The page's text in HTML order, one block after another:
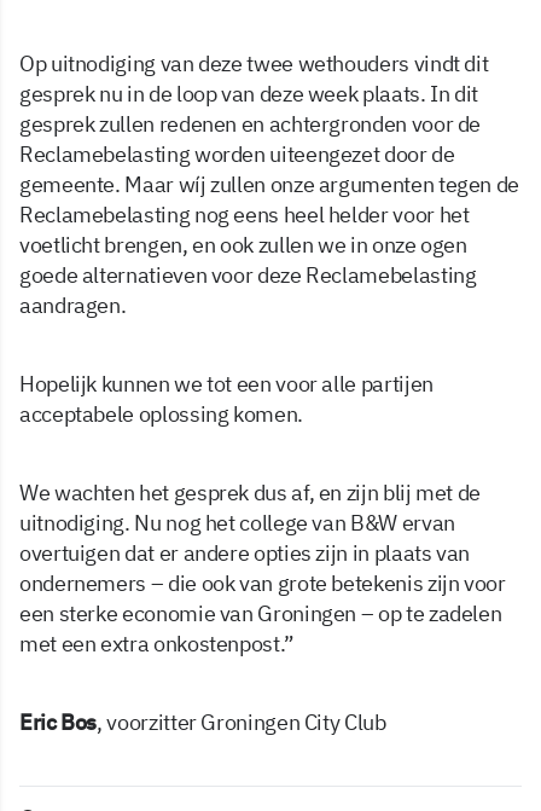
Op uitnodiging van deze twee wethouders vindt dit
gesprek nu in de loop van deze week plaats. In dit
gesprek zullen redenen en achtergronden voor de
Reclamebelasting worden uiteengezet door de
gemeente. Maar wíj zullen onze argumenten tegen de
Reclamebelasting nog eens heel helder voor het
voetlicht brengen, en ook zullen we in onze ogen
goede alternatieven voor deze Reclamebelasting
aandragen.
Hopelijk kunnen we tot een voor alle partijen
acceptabele oplossing komen.
We wachten het gesprek dus af, en zijn blij met de
uitnodiging. Nu nog het college van B&W ervan
overtuigen dat er andere opties zijn in plaats van
ondernemers – die ook van grote betekenis zijn voor
een sterke economie van Groningen – op te zadelen
met een extra onkostenpost.”
Eric Bos, voorzitter Groningen City Club